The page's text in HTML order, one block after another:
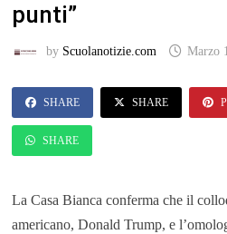
punti”
by Scuolanotizie.com Marzo
SHARE SHARE
SHARE
La Casa Bianca conferma che il
americano, Donald Trump, e